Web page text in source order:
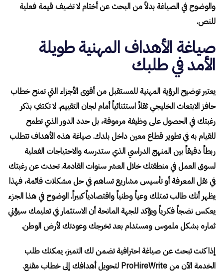
والوضوح في الصياغة بدلاً من البحث عن أختام لا تضيف قيمة فعلية
للنص.
صياغة الأهداف المهنية طويلة
الأمد في طلبك
يعتبر توضيح الرؤية المهنية للمستقبل من أقوى الأجزاء التي تمنح خطاب
حافز الابتعاث الخليجي ثقلاً استثنائياً أمام لجان التقييم. لا تكتفِ بذكر
رغبتك في الحصول على وظيفة مرموقة، بل حدد الدور الذي تطمح
للقيام به في تطوير قطاع معين داخل بلدك. صياغة هذه الأهداف تتطلب
ربطاً دقيقاً بين المنهج الدراسي الذي ستدرسه والاحتياجات الفعلية
لسوق العمل في منطقتك خلال العشر سنوات القادمة. تحدث عن رغبتك
في نقل المعرفة أو تأسيس مشاريع تساهم في حل مشكلات قائمة، فهذا
يظهر أنك طالب تمتلك وعياً وطنياً واقتصادياً كبيراً. الوضوح في هذا الجزء
يعكس نضجاً فكرياً ويؤكد للجهة المانحة أن الاستثمار في تعليمك سيؤتي
ثماره بشكل ملموس ومستدام بعد تخرجك وعودتك لأرض الوطن.
إذا كنت تبحث عن صياغة احترافية تضمن لك التميز، يمكنك طلب
الخدمة الآن من ProHireWrite لتحويل أهدافك إلى خطاب مقنع.